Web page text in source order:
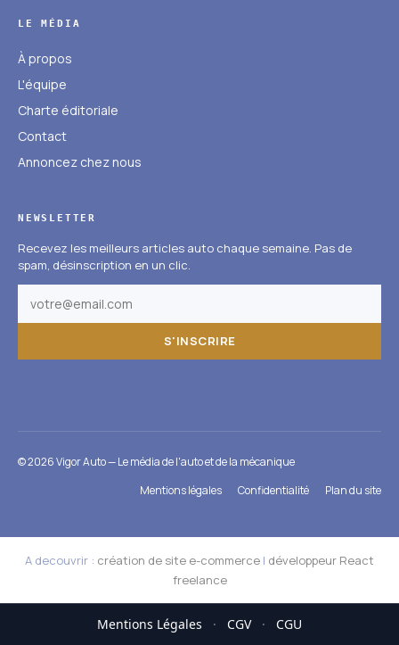
LE MÉDIA
À propos
L'équipe
Charte éditoriale
Contact
Annoncez chez nous
NEWSLETTER
Recevez les meilleurs articles auto chaque semaine. Pas de
spam, désinscription en un clic.
S'INSCRIRE
© 2026 Vigor Auto — Le média de l'auto et de la mécanique
Mentions légales
Confidentialité Plan du site
A decouvrir : création de site e-commerce | développeur React
freelance
Mentions Légales · CGV · CGU